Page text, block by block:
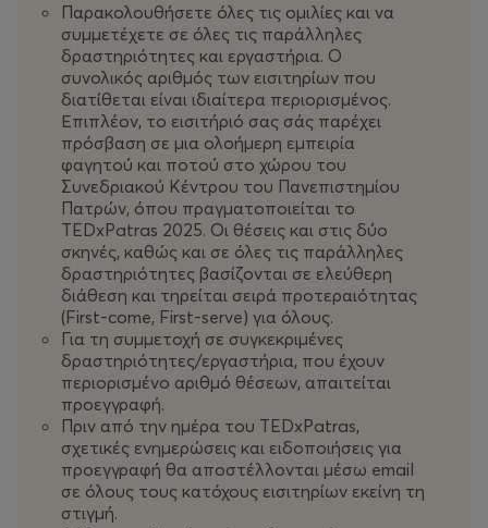
Παρακολουθήσετε όλες τις ομιλίες και να
συμμετέχετε σε όλες τις παράλληλες
δραστηριότητες και εργαστήρια. Ο
συνολικός αριθμός των εισιτηρίων που
διατίθεται είναι ιδιαίτερα περιορισμένος.
Επιπλέον, το εισιτήριό σας σάς παρέχει
πρόσβαση σε μια ολοήμερη εμπειρία
φαγητού και ποτού στο χώρου του
Συνεδριακού Κέντρου του Πανεπιστημίου
Πατρών, όπου πραγματοποιείται το
TEDxPatras 2025. Οι θέσεις και στις δύο
σκηνές, καθώς και σε όλες τις παράλληλες
δραστηριότητες βασίζονται σε ελεύθερη
διάθεση και τηρείται σειρά προτεραιότητας
(First-come, First-serve) για όλους.
Για τη συμμετοχή σε συγκεκριμένες
δραστηριότητες/εργαστήρια, που έχουν
περιορισμένο αριθμό θέσεων, απαιτείται
προεγγραφή.
Πριν από την ημέρα του TEDxPatras,
σχετικές ενημερώσεις και ειδοποιήσεις για
προεγγραφή θα αποστέλλονται μέσω email
σε όλους τους κατόχους εισιτηρίων εκείνη τη
στιγμή.